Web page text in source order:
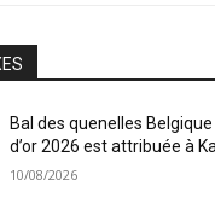
Bal des quenelles
d’or 2026 est attribuée à
10/08/2026